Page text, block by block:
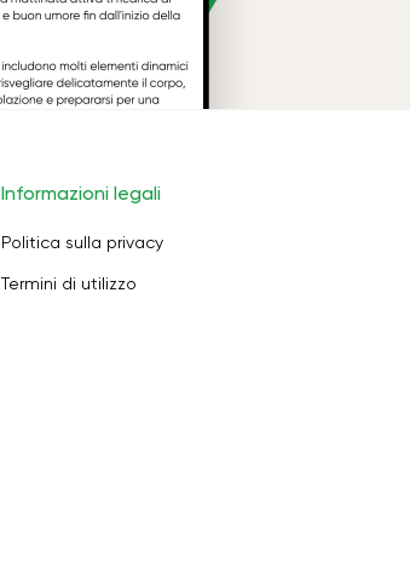
Informazioni legali
Politica sulla privacy
Termini di utilizzo